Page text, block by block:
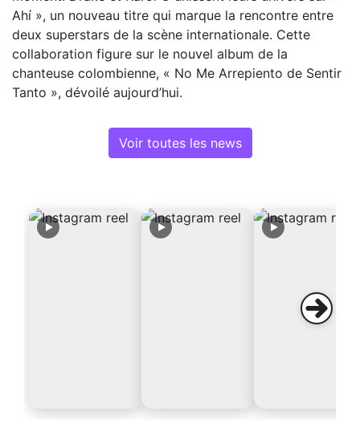
Ahí », un nouveau titre qui marque la rencontre entre
deux superstars de la scène internationale. Cette
collaboration figure sur le nouvel album de la
chanteuse colombienne, « No Me Arrepiento de Sentir
Tanto », dévoilé aujourd’hui.
Voir toutes les news